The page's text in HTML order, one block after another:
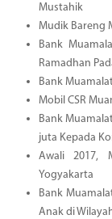
Mustahik
Mudik Bareng
Bank
Ramadhan
Bank
Mobil CSR
Bank
juta Kepada
Awali 2017,
Yogyakarta
Bank
Anak di